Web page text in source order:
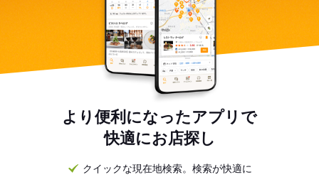
より便利になったアプリで
快適にお店探し
クイックな現在地検索。検索が快適に